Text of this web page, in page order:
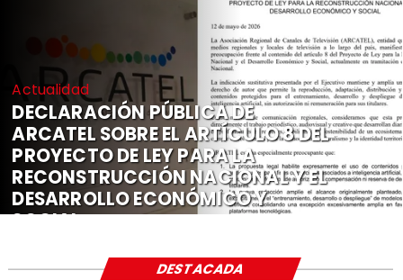
Actualidad
DECLARACIÓN PÚBLICA DE
ARCATEL SOBRE EL ARTÍCULO 8 DEL
PROYECTO DE LEY PARA LA
RECONSTRUCCIÓN NACIONAL Y EL
DESARROLLO ECONÓMICO Y
SOCIAL
DESTACADA